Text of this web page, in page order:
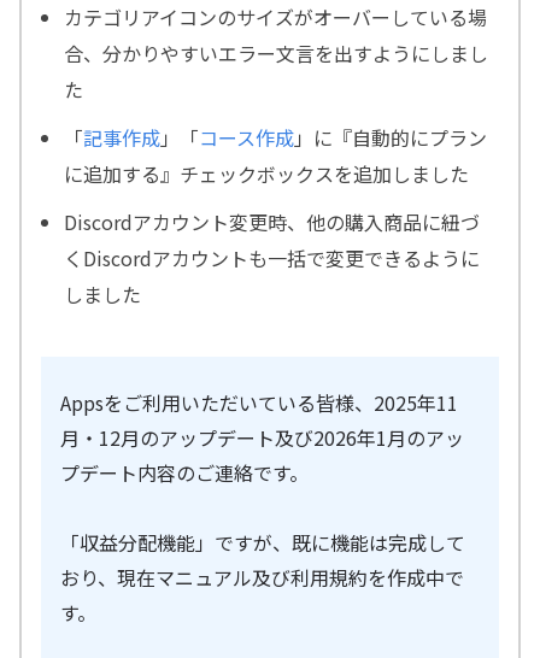
カテゴリアイコンのサイズがオーバーしている場
合、分かりやすいエラー文言を出すようにしまし
た
「記事作成」「コース作成」に『自動的にプラン
に追加する』チェックボックスを追加しました
Discordアカウント変更時、他の購入商品に紐づ
くDiscordアカウントも一括で変更できるように
しました
Appsをご利用いただいている皆様、2025年11
月・12月のアップデート及び2026年1月のアッ
プデート内容のご連絡です。
「収益分配機能」ですが、既に機能は完成して
おり、現在マニュアル及び利用規約を作成中で
す。